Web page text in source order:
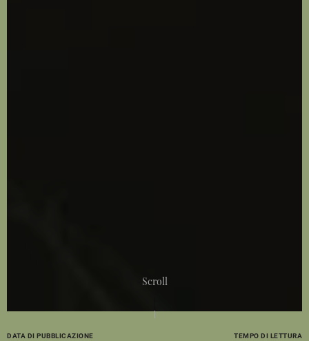
Scroll
DATA DI PUBBLICAZIONE TEMPO DI LETTURA